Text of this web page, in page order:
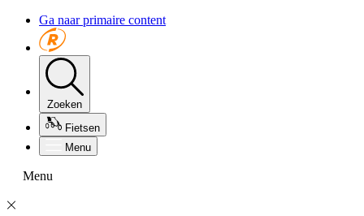
Ga naar primaire content
Zoeken
Fietsen
Menu
Menu